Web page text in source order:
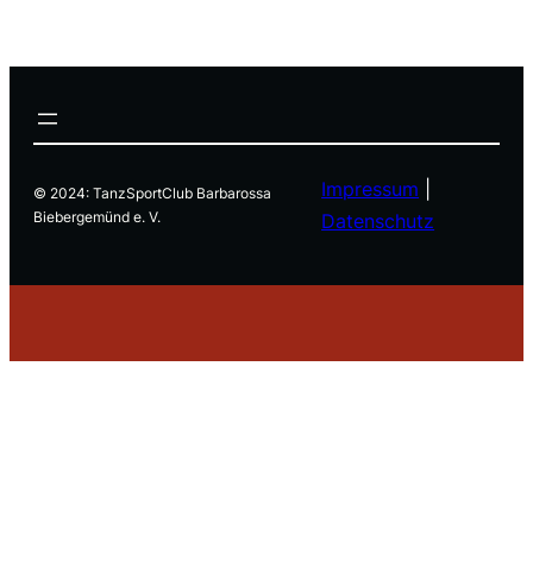
© 2024: TanzSportClub Barbarossa
Biebergemünd e. V.
Impressum
Datenschutz